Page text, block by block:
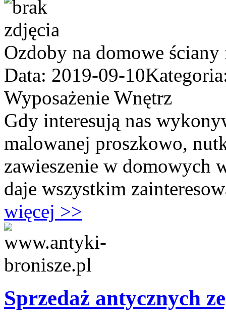
Ozdoby na domowe
Data: 2019-09-10
Wyposażenie Wnętrz
Gdy interesują nas
malowanej proszkowo,
zawieszenie w domowych
daje wszystkim
więcej >>
Sprzedaż antycznych